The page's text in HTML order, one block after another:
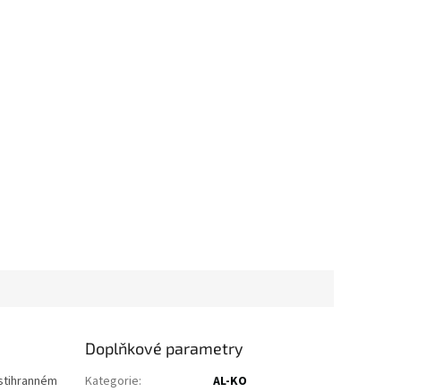
Doplňkové parametry
Kategorie:
AL-KO